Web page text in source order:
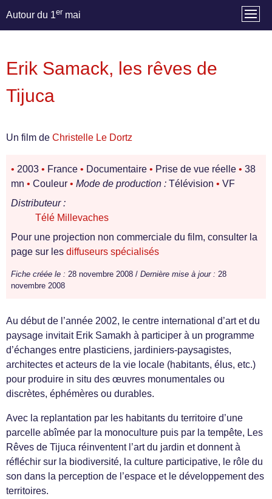
Autour du 1er mai
Erik Samack, les rêves de
Tijuca
Un film de Christelle Le Dortz
• 2003 • France • Documentaire • Prise de vue réelle • 38
mn • Couleur • Mode de production : Télévision • VF
Distributeur :
Télé Millevaches
Pour une projection non commerciale du film, consulter la
page sur les diffuseurs spécialisés
Fiche créée le : 28 novembre 2008 / Dernière mise à jour : 28
novembre 2008
Au début de l’année 2002, le centre international d’art et du
paysage invitait Erik Samakh à participer à un programme
d’échanges entre plasticiens, jardiniers-paysagistes,
architectes et acteurs de la vie locale (habitants, élus, etc.)
pour produire in situ des œuvres monumentales ou
discrètes, éphémères ou durables.
Avec la replantation par les habitants du territoire d’une
parcelle abîmée par la monoculture puis par la tempête, Les
Rêves de Tijuca réinventent l’art du jardin et donnent à
réfléchir sur la biodiversité, la culture participative, le rôle du
son dans la perception de l’espace et le développement des
territoires.